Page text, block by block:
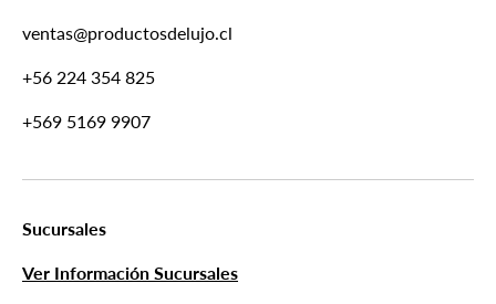
ventas@productosdelujo.cl
+56 224 354 825
+569 5169 9907
Sucursales
Ver Información Sucursales